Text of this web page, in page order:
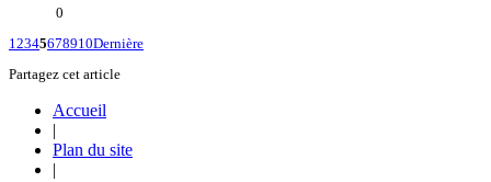
0
12345678910Dernière
Partagez cet article
Accueil
|
Plan du site
|